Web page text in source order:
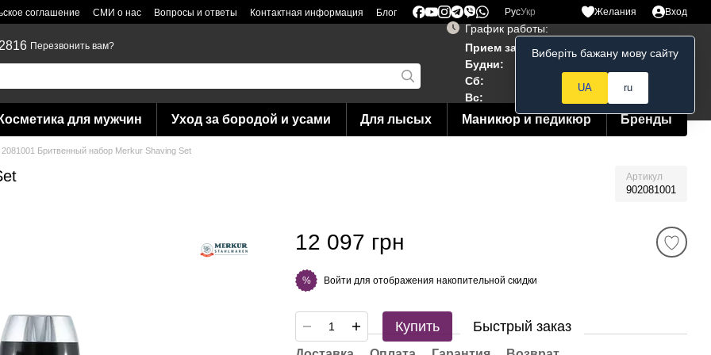
соглашение СМИ о нас Вопросы и ответы Контактная информация Блог РусУкр Желания Вход
Перезвонить вам?
График работы:
Прием заказов 24/7
Будни:
10:00–19:00
Сб:
12:00–18:00
Вс:
Мой заказ
Косметика для мужчин Уход за бородой и усами Для лысых Маникюр и педикюр Бренды
2081001 Бритвенный набор Merkur Shaving Set
Артикул
902081001
12 097 грн
% Войти для отображения накопительной скидки
Купить Быстрый заказ
Виберіть бажану мову сайту
UA ru